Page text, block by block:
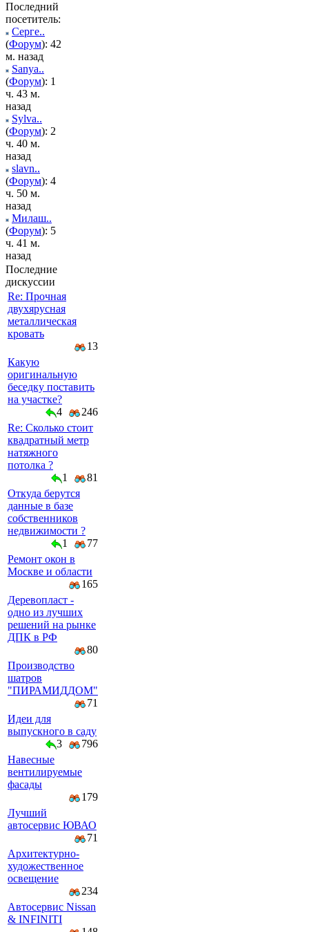
Последний
посетитель:
Серге..
(Форум): 42
м. назад
Sanya..
(Форум): 1
ч. 43 м.
назад
Sylva..
(Форум): 2
ч. 40 м.
назад
slavn..
(Форум): 4
ч. 50 м.
назад
Милаш..
(Форум): 5
ч. 41 м.
назад
Последние
дискуссии
Re: Прочная
двухярусная
металлическая
кровать
13
Какую
оригинальную
беседку поставить
на участке?
4
246
Re: Сколько стоит
квадратный метр
натяжного
потолка ?
1
81
Откуда берутся
данные в базе
собственников
недвижимости ?
1
77
Ремонт окон в
Москве и области
165
Деревопласт -
одно из лучших
решений на рынке
ДПК в РФ
80
Производство
шатров
"ПИРАМИДДОМ"
71
Идеи для
выпускного в саду
3
796
Навесные
вентилируемые
фасады
179
Лучший
автосервис ЮВАО
71
Архитектурно-
художественное
освещение
234
Автосервис Nissan
& INFINITI